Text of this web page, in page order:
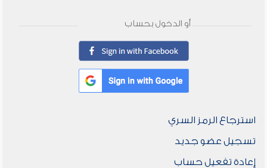
أو الدخول بحساب
استرجاع الرمز السري
تسجيل عضو جديد
إعادة تفعيل حساب